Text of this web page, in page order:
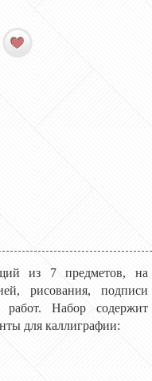
из 7 предметов, на
рисования, подписи
Набор содержит
для каллиграфии: